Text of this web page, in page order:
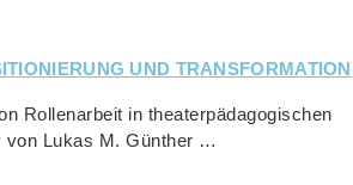
UND TRANSFORMATION
Rol­len­ar­beit in thea­ter­päd­ago­gi­schen
von Lukas M. Günther …